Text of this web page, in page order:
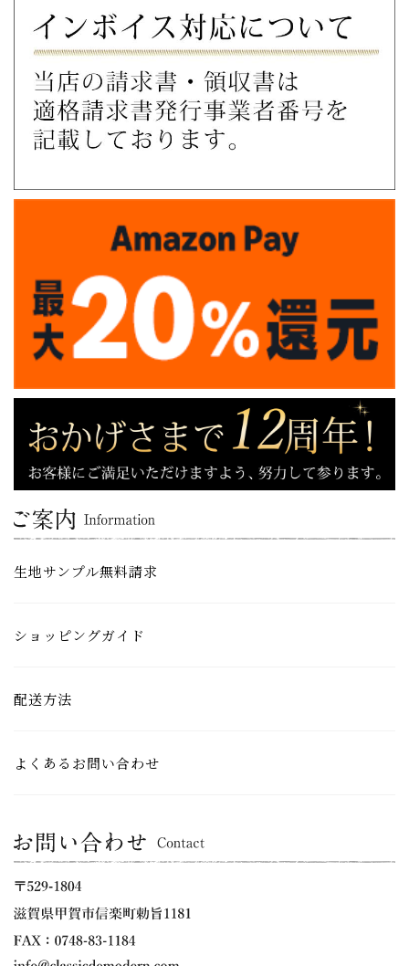
生地サンプル無料請求
ショッピングガイド
配送方法
よくあるお問い合わせ